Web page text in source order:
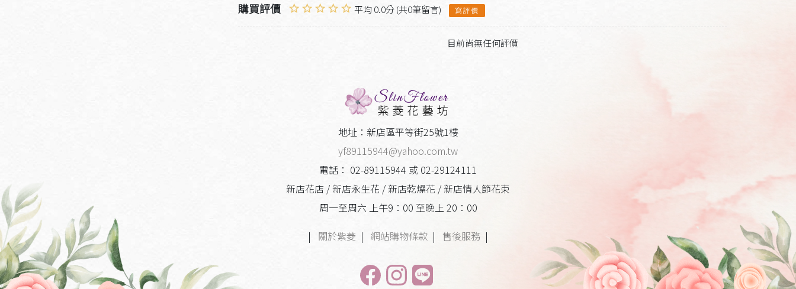
購買評價 平均 0.0分 (共0筆留言) 寫評價
目前尚無任何評價
地址：新店區平等街25號1樓
yf89115944@yahoo.com.tw
電話： 02-89115944 或 02-29124111
新店花店 / 新店永生花 / 新店乾燥花 / 新店情人節花束
周一至周六 上午9：00 至晚上 20：00
|
關於紫菱 | 網站購物條款 | 售後服務 |